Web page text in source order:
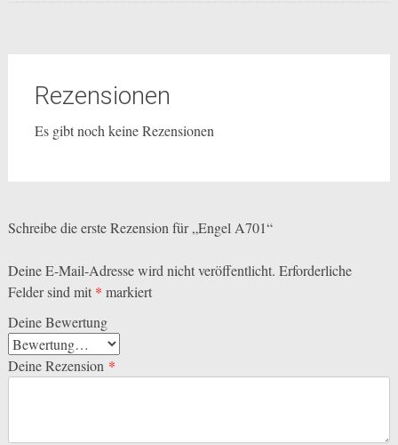
Rezensionen
Es gibt noch keine Rezensionen
Schreibe die erste Rezension für „Engel A701“
Deine E-Mail-Adresse wird nicht veröffentlicht. Erforderliche
Felder sind mit * markiert
Deine Bewertung
Deine Rezension *